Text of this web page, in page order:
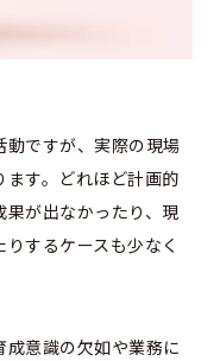
ですが、実際の現場
す。どれほど計画的
が出なかったり、現
するケースも少なく
意識の欠如や業務に